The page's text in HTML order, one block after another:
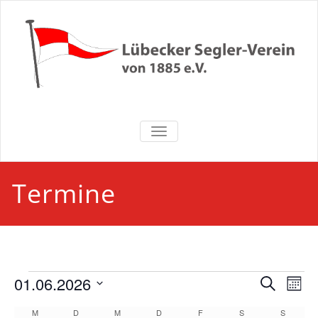
springen
NAVIGATION UMSCHALTEN
Termine
Veranstaltungen
Suche
SucheMonat
01.06.2026
M MONTAGD DIENSTAG
M MITTWOCH
D DONNERSTAG
F S SAMSTAGS